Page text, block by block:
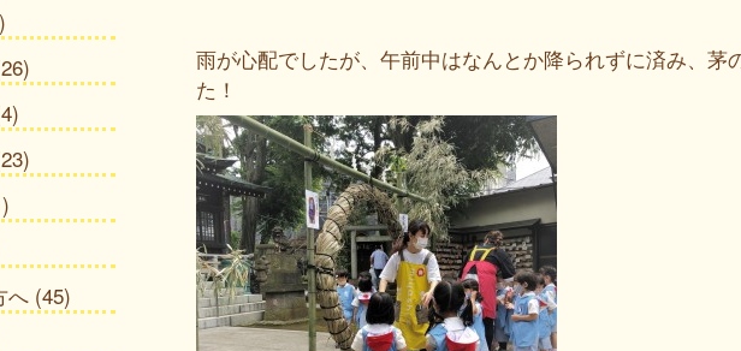
雨が心配でしたが、午前中はなんとか降られずに済み、茅
た！
へ (45)